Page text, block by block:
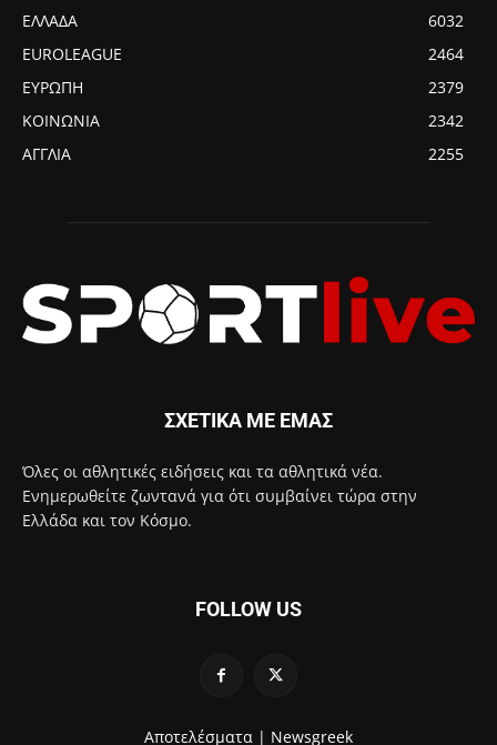
ΕΛΛΑΔΑ
6032
EUROLEAGUE
2464
ΕΥΡΩΠΗ
2379
ΚΟΙΝΩΝΙΑ
2342
ΑΓΓΛΙΑ
2255
ΣΧΕΤΙΚΑ ΜΕ ΕΜΑΣ
Όλες οι αθλητικές ειδήσεις και τα αθλητικά νέα.
Ενημερωθείτε ζωντανά για ότι συμβαίνει τώρα στην
Ελλάδα και τον Κόσμο.
FOLLOW US
Αποτελέσματα | Newsgreek